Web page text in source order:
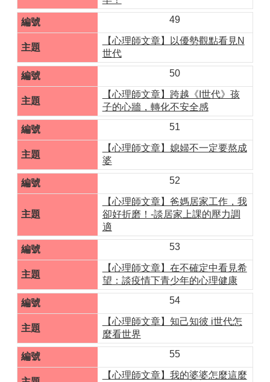
49
【心理師文章】以優勢觀點看見N
世代
50
【心理師文章】跨越《I世代》孩
子的心牆，轉化不安全感
51
【心理師文章】媳婦不一定要熬成
婆
52
【心理師文章】爸媽居家工作，我
卻好折磨！-談居家上課的壓力調
適
53
【心理師文章】在不確定中看見希
望：談疫情下青少年的心理健康
54
【心理師文章】知己知彼 i世代怎
麼看世界
55
【心理師文章】我的婆婆怎麼這麼